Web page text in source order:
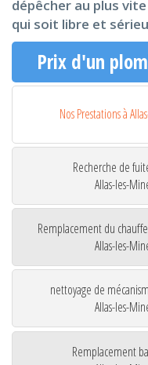
dépêcher au plus
qui soit libre et
Prix d'un
Nos Prestations à
Recherche de
Allas-les-
Remplacement du
Allas-les-
nettoyage de
Allas-les-
Remplacement